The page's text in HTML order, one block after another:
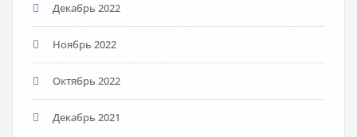
Декабрь 2022
Ноябрь 2022
Октябрь 2022
Декабрь 2021